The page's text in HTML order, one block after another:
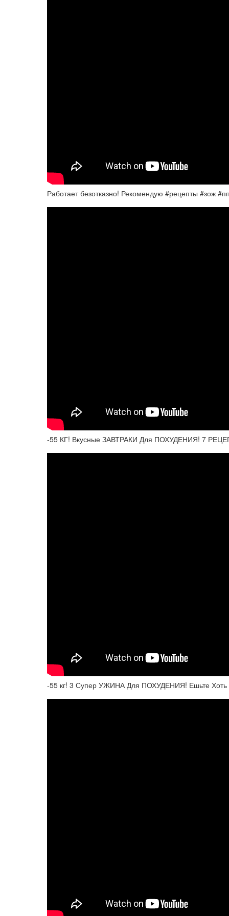
Работает безотказно! Рекомендую #рецепты #зож
-55 КГ! Вкусные ЗАВТРАКИ Для ПОХУДЕНИЯ! 7
-55 кг! 3 Супер УЖИНА Для ПОХУДЕНИЯ! Ешьте Хоть